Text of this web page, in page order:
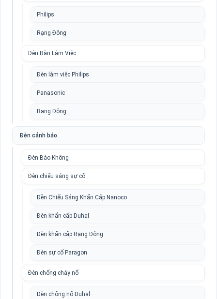
Philips
Rạng Đông
Đèn Bàn Làm Việc
Đèn làm việc Philips
Panasonic
Rạng Đông
Đèn cảnh báo
Đèn Báo Không
Đèn chiếu sáng sự cố
Đền Chiếu Sáng Khẩn Cấp Nanoco
Đèn khẩn cấp Duhal
Đèn khẩn cấp Rạng Đông
Đèn sự cố Paragon
Đèn chống cháy nổ
Đèn chống nổ Duhal